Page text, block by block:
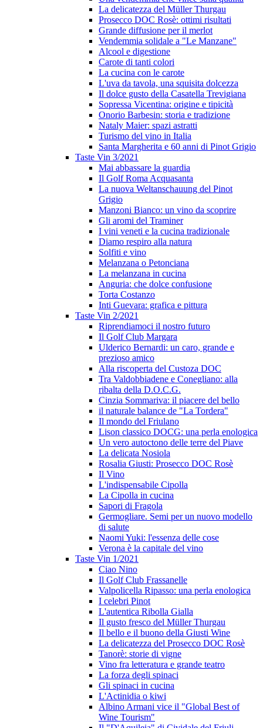
La delicatezza del Müller Thurgau
Prosecco DOC Rosè: ottimi risultati
Grande diffusione per il merlot
Vendemmia solidale a "Le Manzane"
Alcool e digestione
Carote di tanti colori
La cucina con le carote
L'uva da tavola, una squisita dolcezza
Il dolce gusto della Casatella Trevigiana
Sopressa Vicentina: origine e tipicità
Onorio Barbesin: storia e tradizione
Nataly Maier: spazi astratti
Turismo del vino in Italia
Santa Margherita e 60 anni di Pinot Grigio
Taste Vin 3/2021
Mai abbassare la guardia
Il Golf Roma Acquasanta
La nuova Weltanschauung del Pinot
Grigio
Manzoni Bianco: un vino da scoprire
Gli aromi del Traminer
I vini veneti e la cucina tradizionale
Diamo respiro alla natura
Solfiti e vino
Melanzana o Petonciana
La melanzana in cucina
Anguria: che dolce confusione
Torta Costanzo
Inti Guevara: grafica e pittura
Taste Vin 2/2021
Riprendiamoci il nostro futuro
Il Golf Club Margara
Ulderico Bernardi: un caro, grande e
prezioso amico
Alla riscoperta del Custoza DOC
Tra Valdobbiadene e Conegliano: alla
ribalta della D.O.C.G.
Cinzia Sommariva: il piacere del bello
il naturale balance de "La Tordera"
Il mondo del Friulano
Lison classico DOCG: una perla enologica
Un vero autoctono delle terre del Piave
La delicata Nosiola
Rosalia Giusti: Prosecco DOC Rosè
Il Vino
L'indispensabile Cipolla
La Cipolla in cucina
Sapori di Fragola
Germogliare. Semi per un nuovo modello
di salute
Naomi Yuki: l'essenza delle cose
Verona è la capitale del vino
Taste Vin 1/2021
Ciao Nino
Il Golf Club Frassanelle
Valpolicella Ripasso: una perla enologica
I celebri Pinot
L'autentica Ribolla Gialla
Il gusto fresco del Müller Thurgau
Il bello e il buono della Giusti Wine
La delicatezza del Prosecco DOC Rosè
Tanorè: storie di vigne
Vino fra letteratura e grande teatro
La forza degli spinaci
Gli spinaci in cucina
L'Actinidia o kiwi
Albino Armani vice il "Global Best of
Wine Tourism"